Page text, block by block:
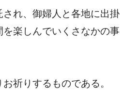
れ、御婦人と各地に出掛
楽しんでいくさなかの事
祈りするものである。